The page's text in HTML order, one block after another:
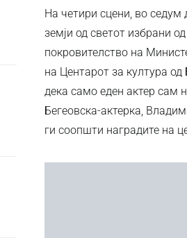
На четири сцени, во седум
земји од светот избрани
покровителство на
на Центарот за култура
дека само еден актер сам
Бегеовска-актерка,
ги соопшти наградите на